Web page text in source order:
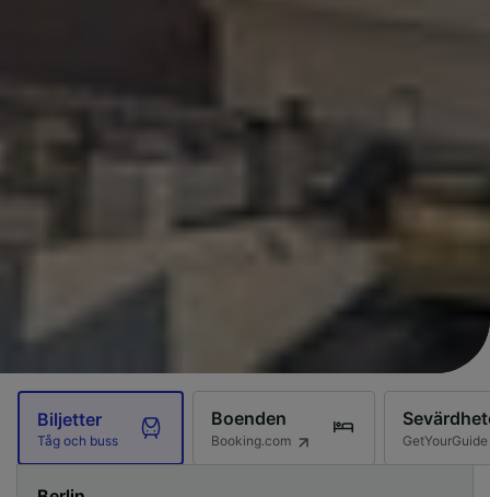
Biljetter
Tåg och buss
Boenden
Booking.com GetYourGuide